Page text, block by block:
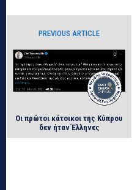
PREVIOUS ARTICLE
Οι πρώτοι κάτοικοι της Κύπρου
δεν ήταν Έλληνες